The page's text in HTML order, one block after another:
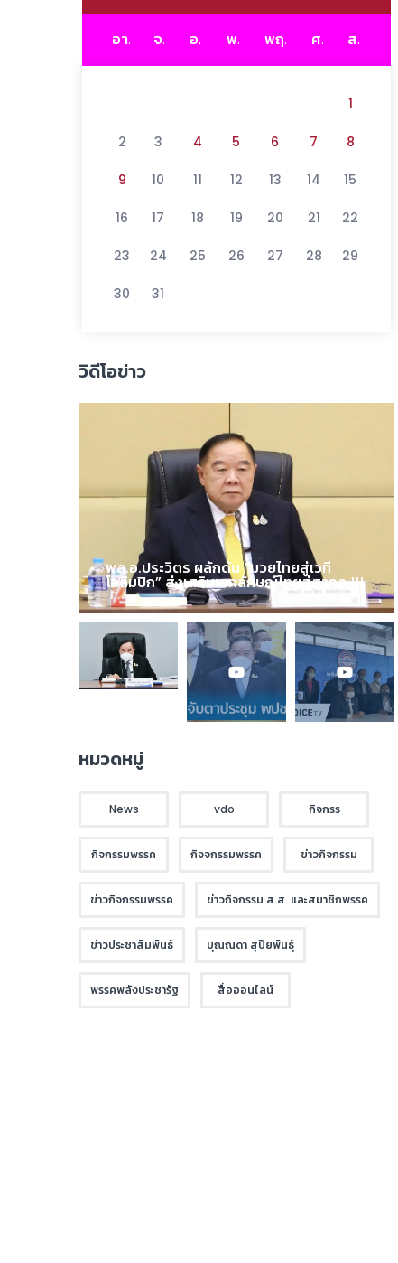
อา. จ. อ. พ. พฤ. ศ. ส.
1
2 3 4 5 6 7 8
9 10 11 12 13 14 15
16 17 18 19 20 21 22
23 24 25 26 27 28 29
30 31
วิดีโอข่าว
พล.อ.ประวิตร ผลักดัน “มวยไทยสู่เวที
โอลิมปิก” ส่งเสริมเอกลักษณ์ไทยสู่สากล !!!
หมวดหมู่
News vdo กิจกรร
กิจกรรมพรรค กิจจกรรมพรรค ข่าวกิจกรรม
ข่าวกิจกรรมพรรค ข่าวกิจกรรม ส.ส. และสมาชิกพรรค
ข่าวประชาสัมพันธ์ บุณณดา สุปิยพันธุ์
พรรคพลังประชารัฐ สื่อออนไลน์